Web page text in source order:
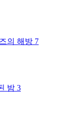
의 해방 7
밤 3